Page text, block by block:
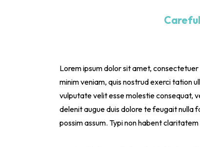
Lorem ipsum dolor sit amet,
minim veniam, quis nostrud exerci tation
vulputate velit esse molestie consequat,
delenit augue duis dolore te feugait nulla
possim assum. Typi non habent